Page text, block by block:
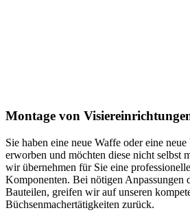
Montage von
Sie haben eine neue Waffe oder eine
erworben und möchten diese nicht selbst
wir übernehmen für Sie eine
Komponenten. Bei nötigen Anpassungen
Bauteilen, greifen wir auf unseren
Büchsenmachertätigkeiten zurück.